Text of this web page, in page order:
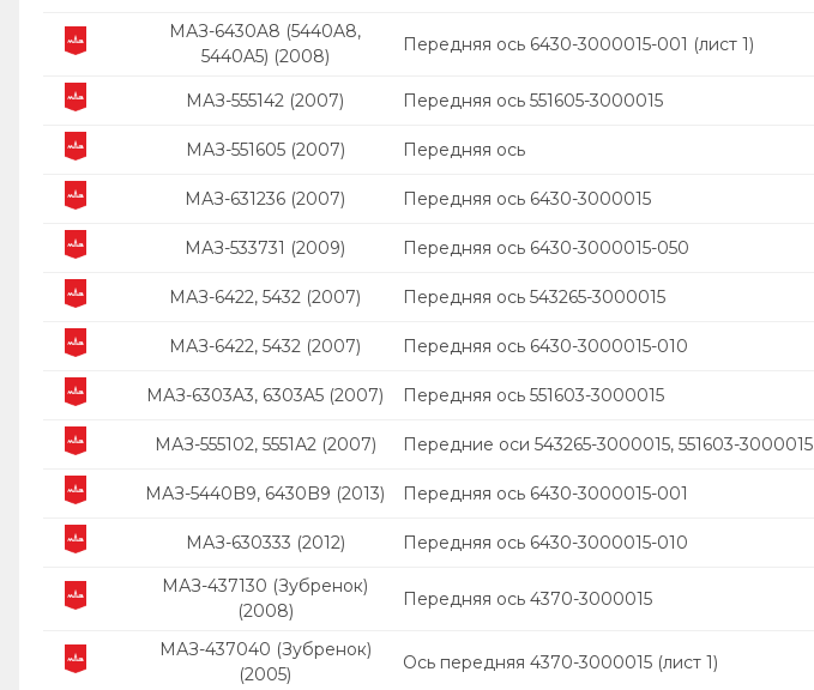
МАЗ-6430A8 (5440A8,
5440A5) (2008)
Передняя ось 6430-3000015-001 (лист 1)
МАЗ-555142 (2007) Передняя ось 551605-3000015
МАЗ-551605 (2007) Передняя ось
МАЗ-631236 (2007) Передняя ось 6430-3000015
МАЗ-533731 (2009) Передняя ось 6430-3000015-050
МАЗ-6422, 5432 (2007) Передняя ось 543265-3000015
МАЗ-6422, 5432 (2007) Передняя ось 6430-3000015-010
МАЗ-6303A3, 6303A5 (2007) Передняя ось 551603-3000015
МАЗ-555102, 5551А2 (2007) Передние оси 543265-3000015, 551603-3000015
МАЗ-5440B9, 6430B9 (2013) Передняя ось 6430-3000015-001
МАЗ-630333 (2012) Передняя ось 6430-3000015-010
МАЗ-437130 (Зубренок)
(2008)
Передняя ось 4370-3000015
МАЗ-437040 (Зубренок)
(2005)
Ось передняя 4370-3000015 (лист 1)